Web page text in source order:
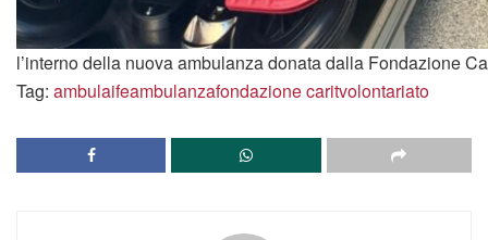
l’interno della nuova ambulanza donata dalla Fondazione
Tag: ambulaifeambulanzafondazione caritvolontariato